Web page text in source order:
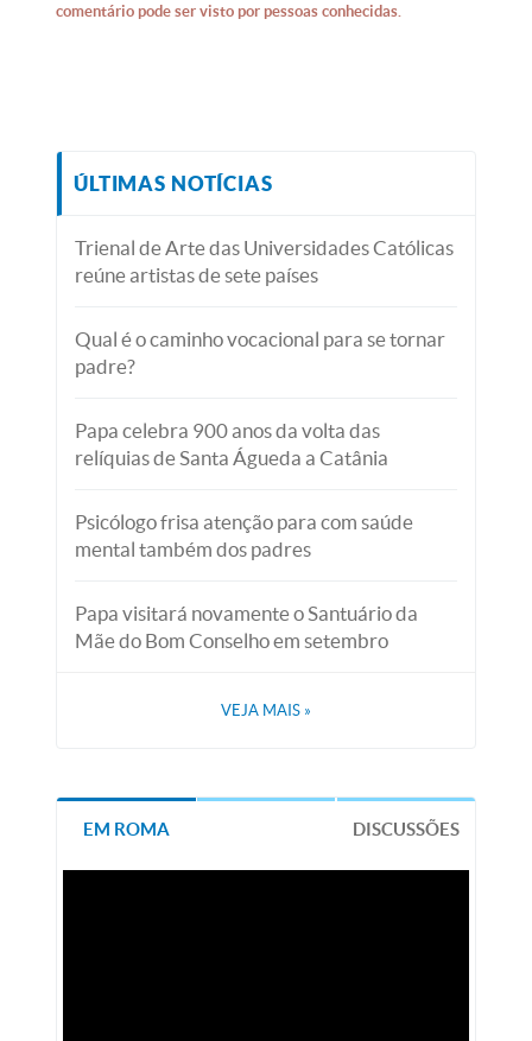
comentário pode ser visto por pessoas conhecidas.
ÚLTIMAS NOTÍCIAS
Trienal de Arte das Universidades Católicas
reúne artistas de sete países
Qual é o caminho vocacional para se tornar
padre?
Papa celebra 900 anos da volta das
relíquias de Santa Águeda a Catânia
Psicólogo frisa atenção para com saúde
mental também dos padres
Papa visitará novamente o Santuário da
Mãe do Bom Conselho em setembro
VEJA MAIS »
EM ROMA DISCUSSÕES